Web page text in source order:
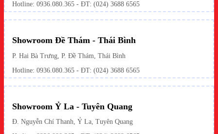
Hotline: 0936.080.365 - ĐT: (024) 3688 6565
Showroom Đề Thám - Thái Bình
P. Hai Bà Trưng, P. Đề Thám, Thái Bình
Hotline: 0936.080.365 - ĐT: (024) 3688 6565
Showroom Ỷ La - Tuyên Quang
Đ. Nguyễn Chí Thanh, Ỷ La, Tuyên Quang